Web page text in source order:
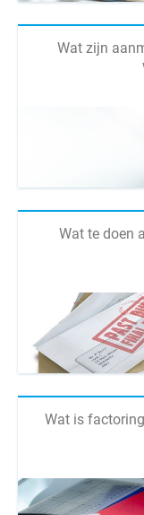
Wat zijn
Wat te doen
Wat is